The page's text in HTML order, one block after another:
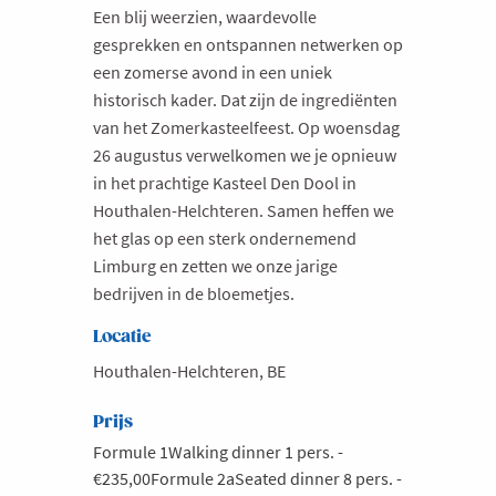
Een blij weerzien, waardevolle
gesprekken en ontspannen netwerken op
een zomerse avond in een uniek
historisch kader. Dat zijn de ingrediënten
van het Zomerkasteelfeest. Op woensdag
26 augustus verwelkomen we je opnieuw
in het prachtige Kasteel Den Dool in
Houthalen-Helchteren. Samen heffen we
het glas op een sterk ondernemend
Limburg en zetten we onze jarige
bedrijven in de bloemetjes.
Locatie
Houthalen-Helchteren, BE
Prijs
Formule 1Walking dinner 1 pers. -
€235,00Formule 2aSeated dinner 8 pers. -